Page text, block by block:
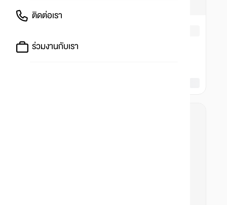
ติดต่อเรา
ร่วมงานกับเรา